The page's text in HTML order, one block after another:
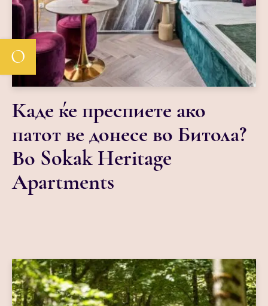
О
Каде ќе преспиете ако
патот ве донесе во Битола?
Во Sokak Heritage
Apartments